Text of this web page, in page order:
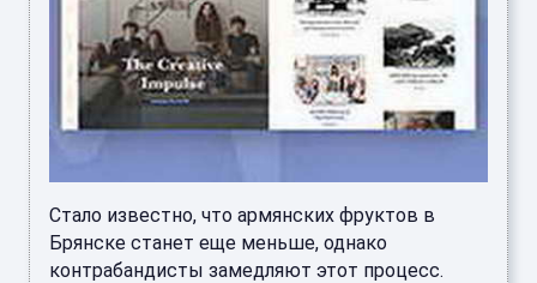
Стало известно, что армянских фруктов в
Брянске станет еще меньше, однако
контрабандисты замедляют этот процесс.